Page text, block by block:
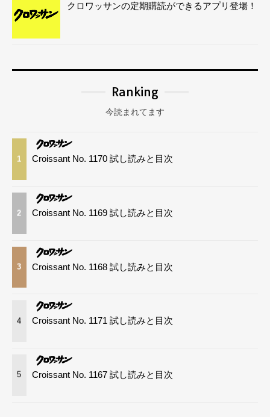
クロワッサンの定期購読ができるアプリ登場！
Ranking
今読まれてます
1 Croissant No. 1170 試し読みと目次
2 Croissant No. 1169 試し読みと目次
3 Croissant No. 1168 試し読みと目次
4 Croissant No. 1171 試し読みと目次
5 Croissant No. 1167 試し読みと目次